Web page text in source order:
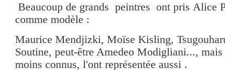
Beaucoup de grands peintres ont pris Alice
comme modèle :
Maurice Mendjizki, Moïse Kisling,
Soutine, peut-être Amedeo Modigliani..., mais
moins connus, l'ont représentée aussi .